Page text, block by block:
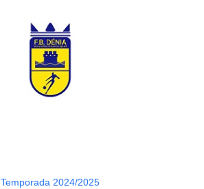
Temporada 2024/2025